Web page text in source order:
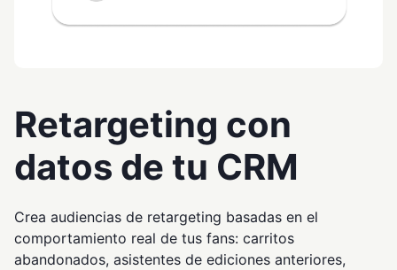
Retargeting con
datos de tu CRM
Crea audiencias de retargeting basadas en el
comportamiento real de tus fans: carritos
abandonados, asistentes de ediciones anteriores,